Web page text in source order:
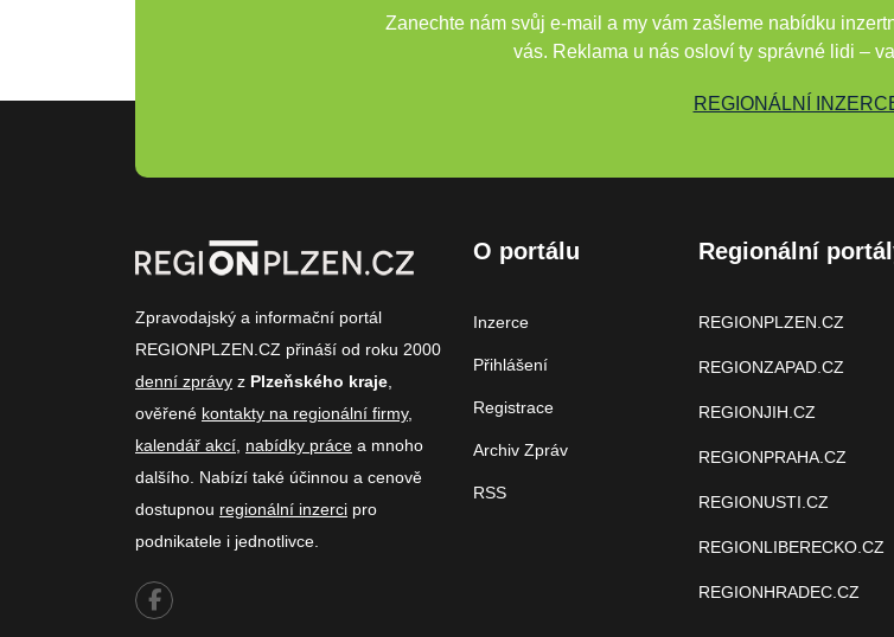
Zanechte nám svůj e-mail a my vám zašleme nabídku
vás. Reklama u nás osloví ty správné lidi –
REGIONÁLNÍ
Zpravodajský a informační portál
REGIONPLZEN.CZ přináší od roku 2000
denní zprávy z Plzeňského kraje
ověřené kontakty na regionální firmy,
kalendář akcí nabídky práce a mnoho
dalšího. Nabízí také účinnou a cenově
dostupnou regionální inzerci pro
podnikatele i jednotlivce.
O portálu
Inzerce
Přihlášení
Registrace
Archiv Zpráv
RSS
Regionální
REGIONPLZEN.CZ
REGIONZAPAD.CZ
REGIONJIH.CZ
REGIONPRAHA.CZ
REGIONUSTI.CZ
REGIONLIBERECKO.CZ
REGIONHRADEC.CZ